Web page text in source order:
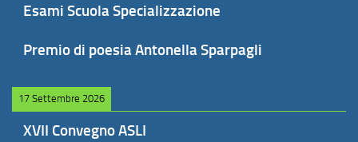
Esami Scuola Specializzazione
Premio di poesia Antonella Sparpagli
17 Settembre 2026
XVII Convegno ASLI